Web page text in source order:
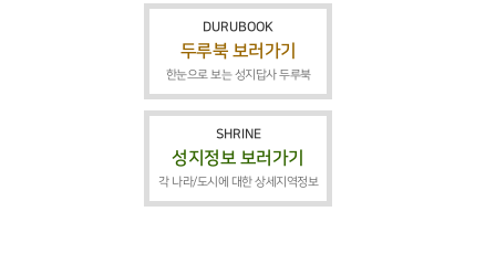
DURUBOOK
두루북 보러가기
한눈으로 보는 성지답사 두루북
SHRINE
성지정보 보러가기
각 나라/도시에 대한 상세지역정보